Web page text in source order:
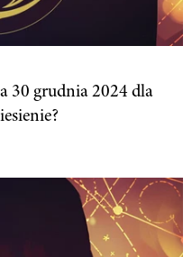
30 grudnia 2024 dla